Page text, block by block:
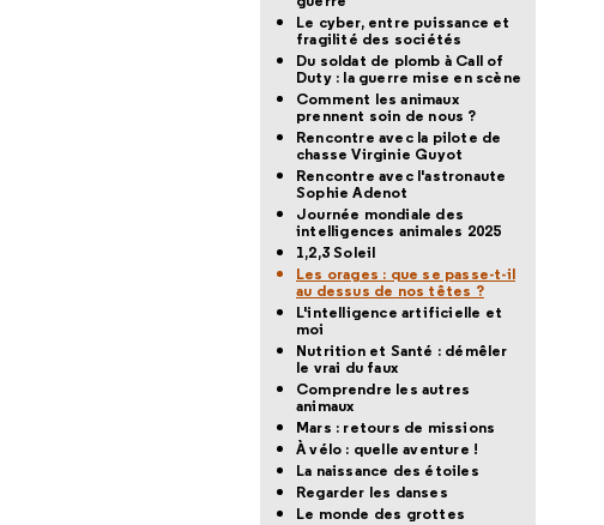
Le cyber, entre puissance et
fragilité des sociétés
Du soldat de plomb à Call of
Duty : la guerre mise en scène
Comment les animaux
prennent soin de nous ?
Rencontre avec la pilote de
chasse Virginie Guyot
Rencontre avec l'astronaute
Sophie Adenot
Journée mondiale des
intelligences animales 2025
1,2,3 Soleil
Les orages : que se passe-t-il
au dessus de nos têtes ?
L'intelligence artificielle et
moi
Nutrition et Santé : démêler
le vrai du faux
Comprendre les autres
animaux
Mars : retours de missions
À vélo : quelle aventure !
La naissance des étoiles
Regarder les danses
Le monde des grottes